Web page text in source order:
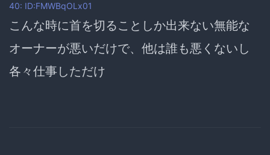
40: ID:FMWBqOLx01
こんな時に首を切ることしか出来ない無能な
オーナーが悪いだけで、他は誰も悪くないし
各々仕事しただけ